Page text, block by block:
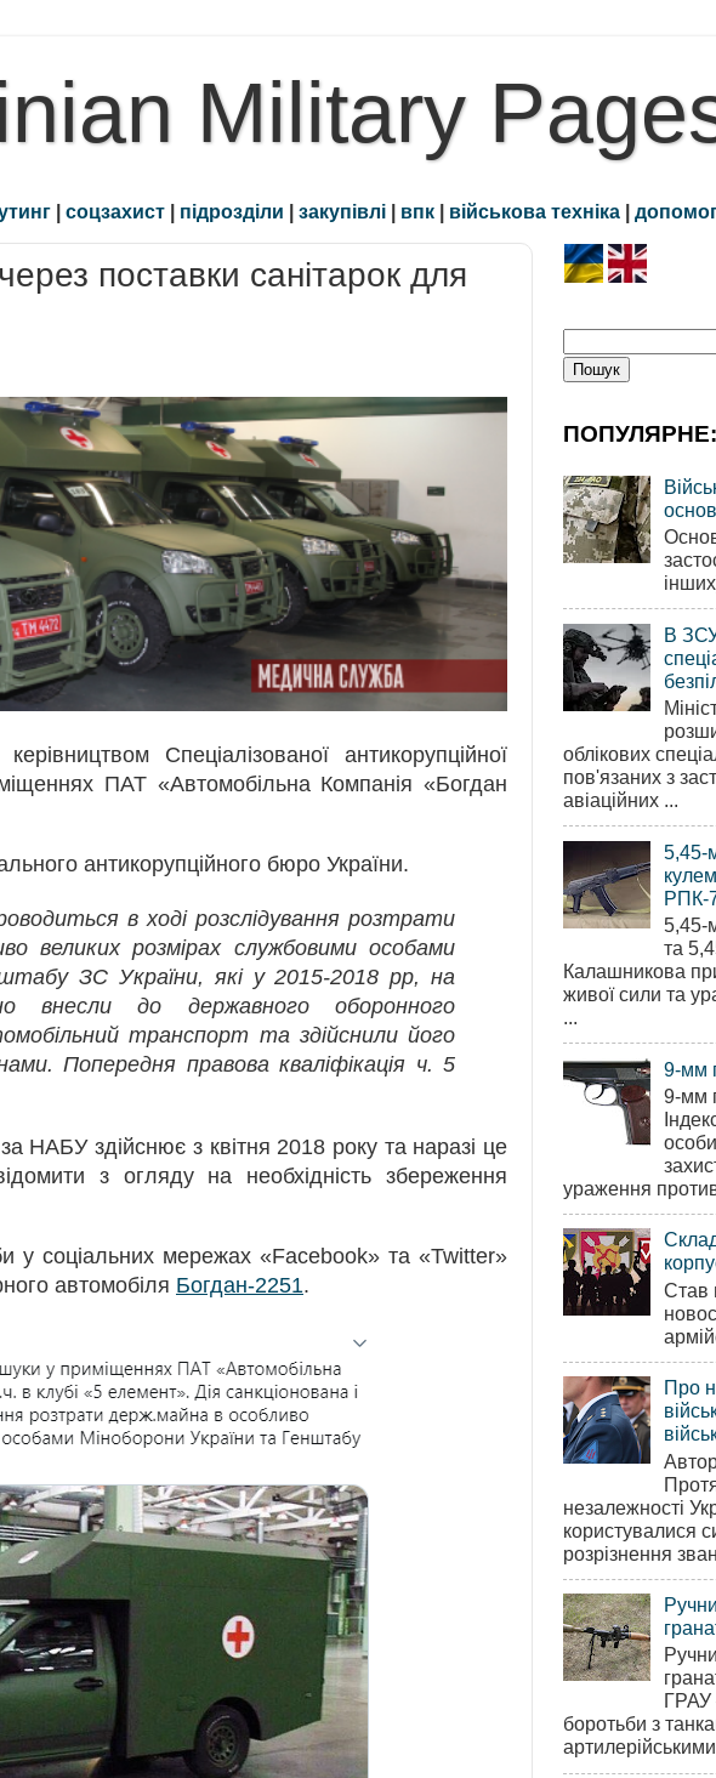
Military
| соцзахист | підрозділи | закупівлі | впк | військова техніка |
поставки санітарок для
Спеціалізованої антикорупційної
ПАТ «Автомобільна Компанія «Богдан
антикорупційного бюро України.
в ході розслідування розтрати
великих розмірах службовими особами
ЗС України, які у 2015-2018 рр, на
внесли до державного оборонного
транспорт та здійснили його
Попередня правова кваліфікація ч. 5
НАБУ здійснює з квітня 2018 року та наразі це
з огляду на необхідність збереження
у соціальних мережах «Facebook» та «Twitter»
автомобіля Богдан-2251.
ПОПУЛЯРНЕ:
В
облікових
пов'язаних з
авіаційних ...
5,45-
РПК-
5,45-
та
Калашникова
живої сили та
...
9-мм
9-мм
ураження
Став
Про
незалежності
користувалися
розрізнення
ГРАУ
боротьби з